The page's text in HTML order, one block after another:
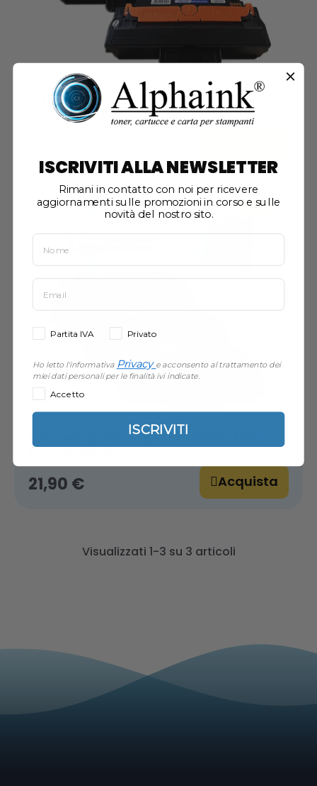
2 Toner Samsung MLT-D103L Nero
Compatibili
KIT
3 Toner Samsung MLT-D103L Nero
Compatibili
21,90 € Acquista
Visualizzati 1-3 su 3 articoli
ISCRIVITI ALLA NEWSLETTER
Rimani in contatto con noi per ricevere
aggiornamenti sulle promozioni in corso e sulle
novità del nostro sito.
Partita IVA Privato
Ho letto l'informativa Privacy e acconsento al trattamento dei
miei dati personali per le finalità ivi indicate.
Accetto
ISCRIVITI